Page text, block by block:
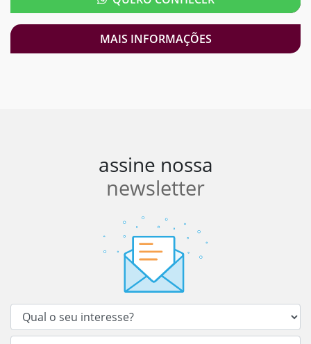
MAIS INFORMAÇÕES
assine nossa
newsletter